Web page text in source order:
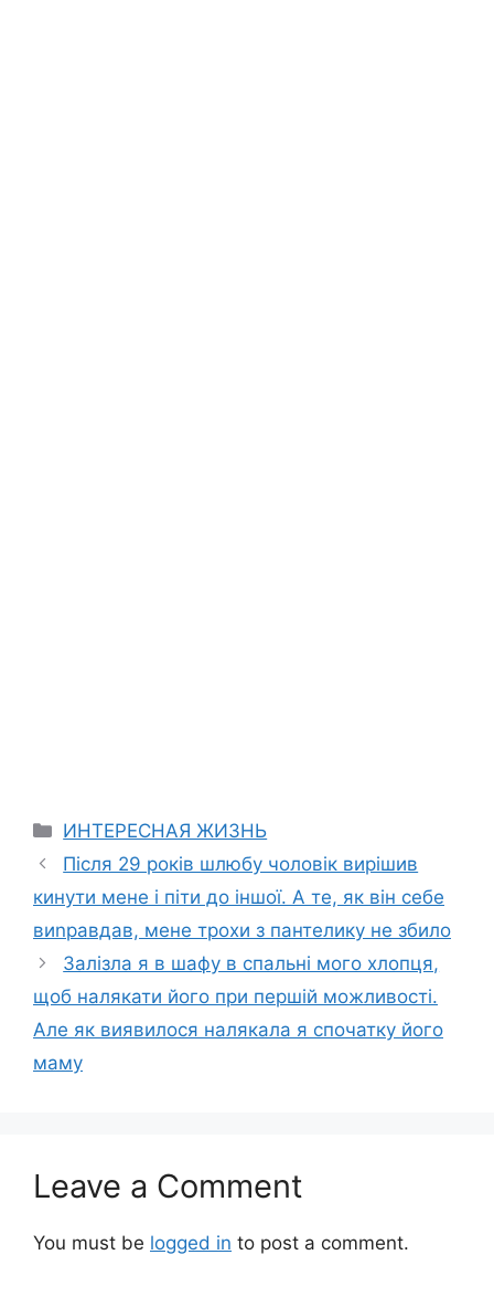
Categories
ИНТЕРЕСНАЯ ЖИЗНЬ
Після 29 років шлюбу чоловік вирішив
кинути мене і піти до іншої. А те, як він себе
виnравдав, мене трохи з пантелику не збило
Залізла я в шафу в спальні мого хлопця,
щоб налякати його при першій можливості.
Але як виявилося налякала я спочатку його
маму
Leave a Comment
You must be logged in to post a comment.